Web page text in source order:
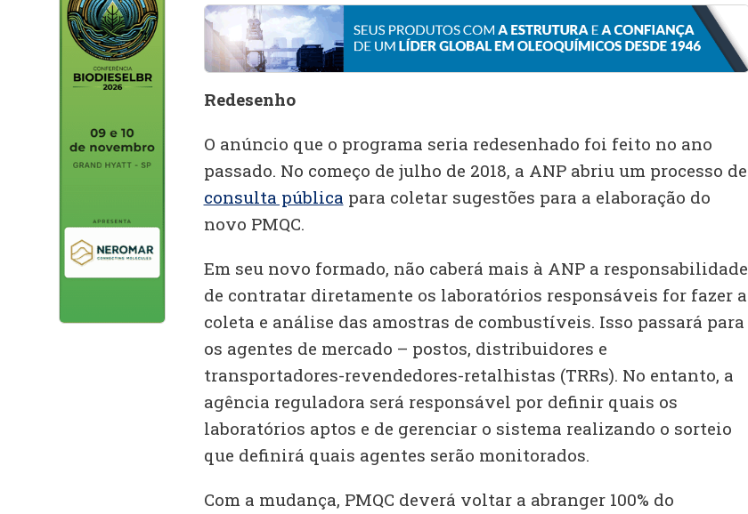
Redesenho
O anúncio que o programa seria redesenhado foi feito no ano
passado. No começo de julho de 2018, a ANP abriu um processo de
consulta pública para coletar sugestões para a elaboração do
novo PMQC.
Em seu novo formado, não caberá mais à ANP a responsabilidade
de contratar diretamente os laboratórios responsáveis for fazer a
coleta e análise das amostras de combustíveis. Isso passará para
os agentes de mercado – postos, distribuidores e
transportadores-revendedores-retalhistas (TRRs). No entanto, a
agência reguladora será responsável por definir quais os
laboratórios aptos e de gerenciar o sistema realizando o sorteio
que definirá quais agentes serão monitorados.
Com a mudança, PMQC deverá voltar a abranger 100% do